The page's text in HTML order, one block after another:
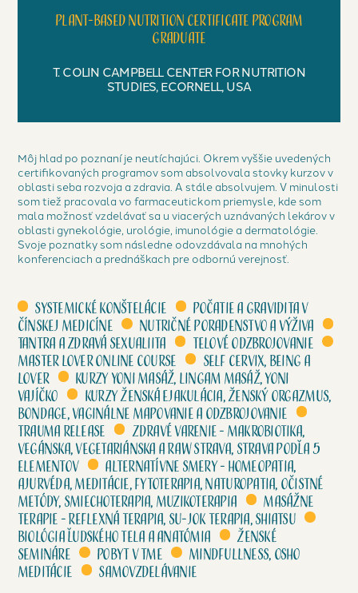
Plant-based nutrition certificate program
graduate
T. COLIN CAMPBELL CENTER FOR NUTRITION
STUDIES, ECORNELL, USA
Môj hlad po poznaní je neutíchajúci. Okrem vyššie uvedených
certifikovaných programov som absolvovala stovky kurzov v
oblasti seba rozvoja a zdravia. A stále absolvujem. V minulosti
som tiež pracovala vo farmaceutickom priemysle, kde som
mala možnosť vzdelávať sa u viacerých uznávaných lekárov v
oblasti gynekológie, urológie, imunológie a dermatológie.
Svoje poznatky som následne odovzdávala na mnohých
konferenciach a prednáškach pre odbornú verejnosť.
Systemické konštelácie
Počatie a gravidita v
čínskej medicíne
Nutričné poradenstvo a výživa
Tantra a zdravá sexualiita
Telové odzbrojovanie
Master lover online course
Self cervix, Being a
lover
Kurzy Yoni masáž, Lingam masáž, Yoni
vajíčko
Kurzy Ženská ejakulácia, Ženský orgazmus,
Bondage, Vaginálne mapovanie a odzbrojovanie
Trauma release
Zdravé varenie - Makrobiotika,
vegánska, vegetariánska a raw strava, strava podľa 5
elementov
Alternatívne smery - homeopatia,
ajurvéda, meditácie, fytoterapia, naturopatia, očistné
metódy, smiechoterapia, muzikoterapia
Masážne
terapie - Reflexná terapia, su-jok terapia, shiatsu
Biológia ľudského tela a anatómia
Ženské
semináre
Pobyt v tme
Mindfullness, Osho
meditácie
Samovzdelávanie